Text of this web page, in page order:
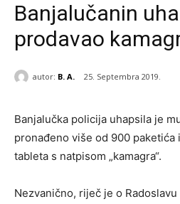
Banjalučanin
prodavao
autor: B. A. 25. Septembra 2019.
Banjalučka policija uhapsila je
pronađeno više od 900 paketića
tableta s natpisom „kamagra“.
Nezvanično, riječ je o Radoslavu